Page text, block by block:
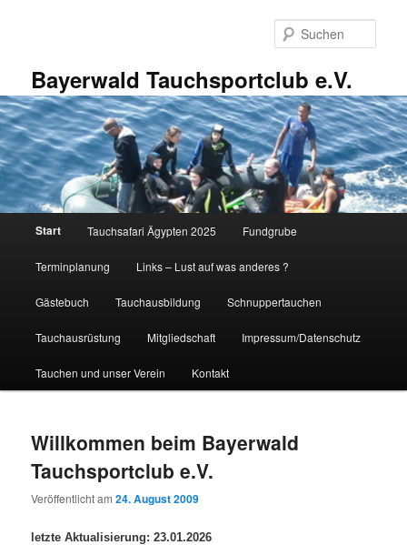
Bayerwald Tauchsportclub e.V.
Hauptmenü
Start Tauchsafari Ägypten 2025 Fundgrube
Terminplanung Links – Lust auf was anderes ?
Gästebuch Tauchausbildung Schnuppertauchen
Tauchausrüstung Mitgliedschaft Impressum/Datenschutz
Tauchen und unser Verein Kontakt
Willkommen beim Bayerwald
Tauchsportclub e.V.
Veröffentlicht am24. August 2009
letzte Aktualisierung: 23.01.2026